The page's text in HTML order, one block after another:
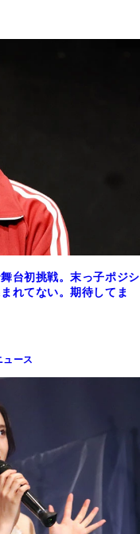
台初挑戦。末っ子ポジシ
れてない。期待してま
ュース